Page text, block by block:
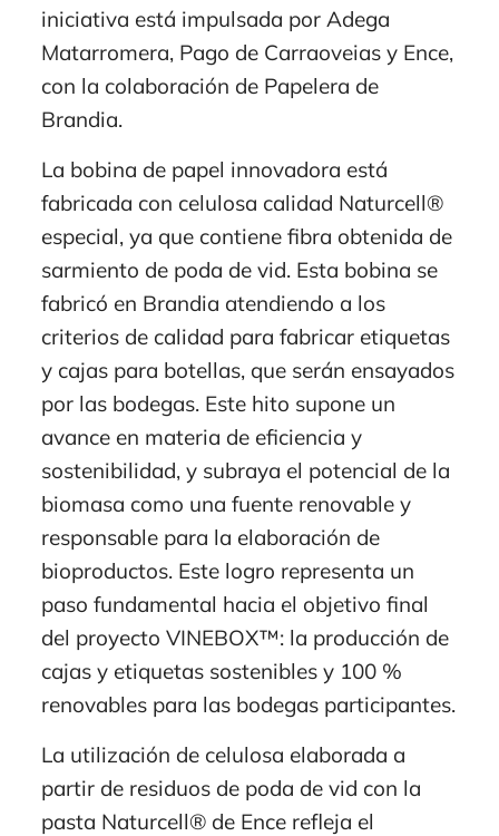
iniciativa está impulsada por Adega
Matarromera, Pago de Carraoveias y Ence,
con la colaboración de Papelera de
Brandia.
La bobina de papel innovadora está
fabricada con celulosa calidad Naturcell®
especial, ya que contiene fibra obtenida de
sarmiento de poda de vid. Esta bobina se
fabricó en Brandia atendiendo a los
criterios de calidad para fabricar etiquetas
y cajas para botellas, que serán ensayados
por las bodegas. Este hito supone un
avance en materia de eficiencia y
sostenibilidad, y subraya el potencial de la
biomasa como una fuente renovable y
responsable para la elaboración de
bioproductos. Este logro representa un
paso fundamental hacia el objetivo final
del proyecto VINEBOX™: la producción de
cajas y etiquetas sostenibles y 100 %
renovables para las bodegas participantes.
La utilización de celulosa elaborada a
partir de residuos de poda de vid con la
pasta Naturcell® de Ence refleja el